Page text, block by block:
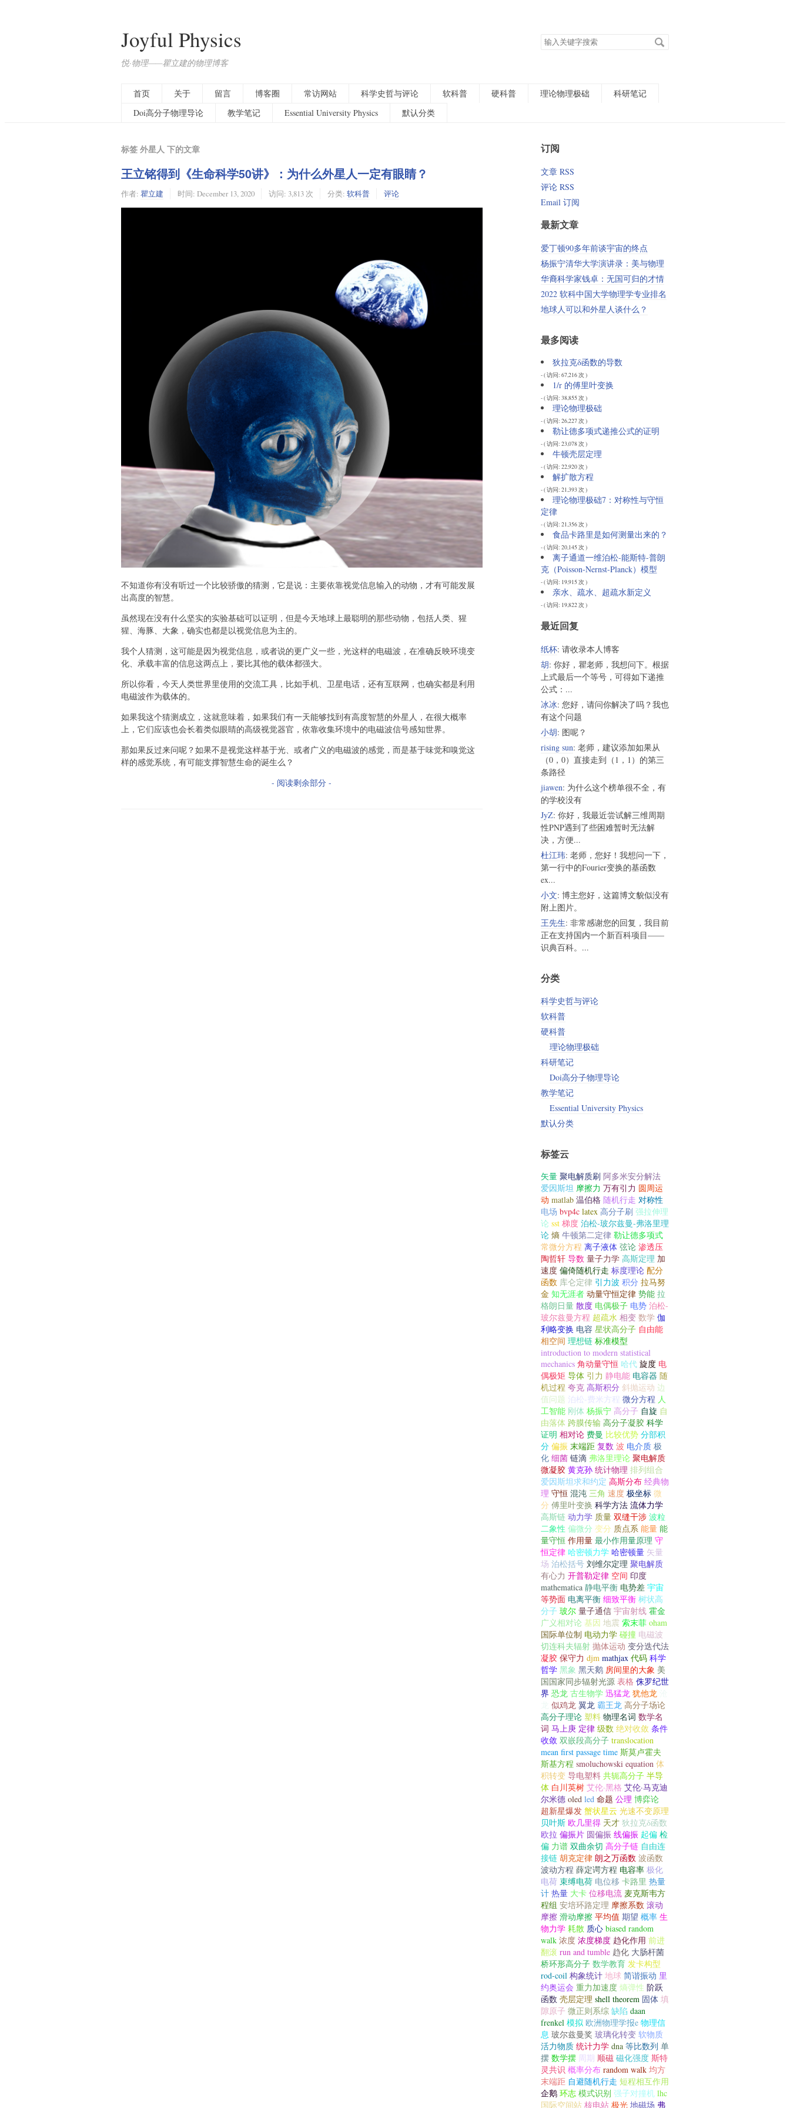
Joyful Physics
悦·物理——瞿立建的物理博客
搜
首页 关于 留言 博客圈 常访网站 科学史哲与评论 软科普 硬科普 理论物理极础
科研笔记
Doi高分子物理导论
教学笔记 Essential University Physics 默认分类
标签 外星人 下的文章
王立铭得到《生命科学50讲》：为什么外星人一定有眼睛？
作者: 瞿立建 时间: December 13, 2020 访问: 3,813 次 分类: 软科普 评论
不知道你有没有听过一个比较骄傲的猜测，它是说：主要依靠视觉信息输入的动物，才有可能发展
出高度的智慧。
虽然现在没有什么坚实的实验基础可以证明，但是今天地球上最聪明的那些动物，包括人类、猩
猩、海豚、大象，确实也都是以视觉信息为主的。
我个人猜测，这可能是因为视觉信息，或者说的更广义一些，光这样的电磁波，在准确反映环境变
化、承载丰富的信息这两点上，要比其他的载体都强大。
所以你看，今天人类世界里使用的交流工具，比如手机、卫星电话，还有互联网，也确实都是利用
电磁波作为载体的。
如果我这个猜测成立，这就意味着，如果我们有一天能够找到有高度智慧的外星人，在很大概率
上，它们应该也会长着类似眼睛的高级视觉器官，依靠收集环境中的电磁波信号感知世界。
那如果反过来问呢？如果不是视觉这样基于光、或者广义的电磁波的感觉，而是基于味觉和嗅觉这
样的感觉系统，有可能支撑智慧生命的诞生么？
- 阅读剩余部分 -
订阅
文章 RSS
评论 RSS
Email 订阅
最新文章
爱丁顿90多年前谈宇宙的终点
杨振宁清华大学演讲录：美与物理
华裔科学家钱卓：无国可归的才情
2022 软科中国大学物理学专业排名
地球人可以和外星人谈什么？
最多阅读
狄拉克δ函数的导数
- ( 访问: 67,216 次 )
1/r 的傅里叶变换
- ( 访问: 38,855 次 )
理论物理极础
- ( 访问: 26,227 次 )
勒让德多项式递推公式的证明
- ( 访问: 23,078 次 )
牛顿壳层定理
- ( 访问: 22,920 次 )
解扩散方程
- ( 访问: 21,393 次 )
理论物理极础7：对称性与守恒
定律
- ( 访问: 21,356 次 )
食品卡路里是如何测量出来的？
- ( 访问: 20,145 次 )
离子通道一维泊松-能斯特-普朗
克（Poisson-Nernst-Planck）模型
- ( 访问: 19,915 次 )
亲水、疏水、超疏水新定义
- ( 访问: 19,822 次 )
最近回复
纸杯: 请收录本人博客
胡: 你好，瞿老师，我想问下。根据
上式最后一个等号，可得如下递推
公式：...
冰冰: 您好，请问你解决了吗？我也
有这个问题
小胡: 图呢？
rising sun: 老师，建议添加如果从
（0，0）直接走到（1，1）的第三
条路径
jiawen: 为什么这个榜单很不全，有
的学校没有
JyZ: 你好，我最近尝试解三维周期
性PNP遇到了些困难暂时无法解
决，方便...
杜江玮: 老师，您好！我想问一下，
第一行中的Fourier变换的基函数
ex...
小文: 博主您好，这篇博文貌似没有
附上图片。
王先生: 非常感谢您的回复，我目前
正在支持国内一个新百科项目——
识典百科。...
分类
科学史哲与评论
软科普
硬科普
理论物理极础
科研笔记
Doi高分子物理导论
教学笔记
Essential University Physics
默认分类
标签云
矢量 聚电解质刷 阿多米安分解法
爱因斯坦 摩擦力 万有引力 圆周运
动 matlab 温伯格 随机行走 对称性
电场 bvp4c latex 高分子刷 强拉伸理
论 sst 梯度 泊松-玻尔兹曼-弗洛里理
论 熵 牛顿第二定律 勒让德多项式
常微分方程 离子液体 弦论 渗透压
陶哲轩 导数 量子力学 高斯定理 加
速度 偏倚随机行走 标度理论 配分
函数 库仑定律 引力波 积分 拉马努
金 知无涯者 动量守恒定律 势能 拉
格朗日量 散度 电偶极子 电势 泊松-
玻尔兹曼方程 超疏水 相变 数学 伽
利略变换 电容 星状高分子 自由能
相空间 理想链 标准模型
introduction to modern statistical
mechanics 角动量守恒 哈代 旋度 电
偶极矩 导体 引力 静电能 电容器 随
机过程 夸克 高斯积分 斜抛运动 边
值问题 泊松-费米方程 微分方程 人
工智能 刚体 杨振宁 高分子 自旋 自
由落体 跨膜传输 高分子凝胶 科学
证明 相对论 费曼 比较优势 分部积
分 偏振 末端距 复数 波 电介质 极
化 细菌 链滴 弗洛里理论 聚电解质
微凝胶 黄克孙 统计物理 排列组合
爱因斯坦求和约定 高斯分布 经典物
理 守恒 混沌 三角 速度 极坐标 微
分 傅里叶变换 科学方法 流体力学
高斯链 动力学 质量 双缝干涉 波粒
二象性 偏微分 变分 质点系 能量 能
量守恒 作用量 最小作用量原理 守
恒定律 哈密顿力学 哈密顿量 矢量
场 泊松括号 刘维尔定理 聚电解质
有心力 开普勒定律 空间 印度
mathematica 静电平衡 电势差 宇宙
等势面 电离平衡 细致平衡 树状高
分子 玻尔 量子通信 宇宙射线 霍金
广义相对论 基因 地震 索末菲 oham
国际单位制 电动力学 碰撞 电磁波
切连科夫辐射 抛体运动 变分迭代法
凝胶 保守力 djm mathjax 代码 科学
哲学 黑象 黑天鹅 房间里的大象 美
国国家同步辐射光源 表格 侏罗纪世
界 恐龙 古生物学 迅猛龙 犹他龙
似鸡龙 翼龙 霸王龙 高分子场论
高分子理论 塑料 物理名词 数学名
词 马上庚 定律 级数 绝对收敛 条件
收敛 双嵌段高分子 translocation
mean first passage time 斯莫卢霍夫
斯基方程 smoluchowski equation 体
积转变 导电塑料 共轭高分子 半导
体 白川英树 艾伦·黑格 艾伦·马克迪
尔米德 oled led 命题 公理 博弈论
超新星爆发 蟹状星云 光速不变原理
贝叶斯 欧几里得 天才 狄拉克δ函数
欧拉 偏振片 圆偏振 线偏振 起偏 检
偏 力谱 双曲余切 高分子链 自由连
接链 胡克定律 朗之万函数 波函数
波动方程 薛定谔方程 电容率 极化
电荷 束缚电荷 电位移 卡路里 热量
计 热量 大卡 位移电流 麦克斯韦方
程组 安培环路定理 摩擦系数 滚动
摩擦 滑动摩擦 平均值 期望 概率 生
物力学 耗散 质心 biased random
walk 浓度 浓度梯度 趋化作用 前进
翻滚 run and tumble 趋化 大肠杆菌
桥环形高分子 数学教育 发卡构型
rod-coil 构象统计 地球 简谐振动 里
约奥运会 重力加速度 熵弹性 阶跃
函数 壳层定理 shell theorem 固体 填
隙原子 微正则系综 缺陷 daan
frenkel 模拟 欧洲物理学报e 物理信
息 玻尔兹曼奖 玻璃化转变 软物质
活力物质 统计力学 dna 等比数列 单
摆 数学摆 周期 顺磁 磁化强度 斯特
灵共识 概率分布 random walk 均方
末端距 自避随机行走 短程相互作用
企鹅 环志 模式识别 强子对撞机 lhc
国际空间站 核电站 极光 地磁场 弗